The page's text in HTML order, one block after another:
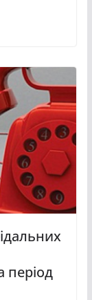
період